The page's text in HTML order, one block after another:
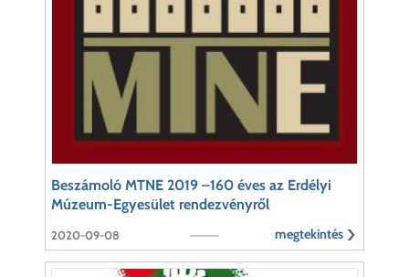
Beszámoló MTNE 2019 –160 éves az Erdélyi
Múzeum-Egyesület rendezvényről
megtekintés
2020-09-08